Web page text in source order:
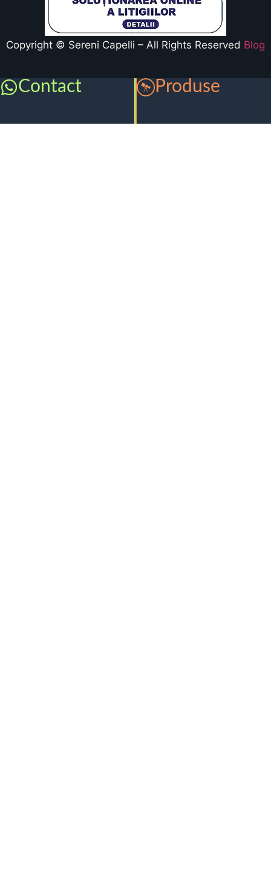
Copyright © Sereni Capelli – All Rights Reserved Blog
Contact Produse